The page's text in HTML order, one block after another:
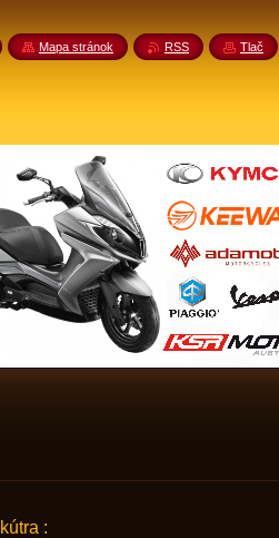
:
Mapa stránok RSS Tlač